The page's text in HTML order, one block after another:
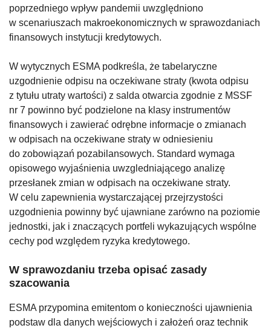
poprzedniego wpływ pandemii uwzględniono
w scenariuszach makroekonomicznych w sprawozdaniach
finansowych instytucji kredytowych.
W wytycznych ESMA podkreśla, że tabelaryczne
uzgodnienie odpisu na oczekiwane straty (kwota odpisu
z tytułu utraty wartości) z salda otwarcia zgodnie z MSSF
nr 7 powinno być podzielone na klasy instrumentów
finansowych i zawierać odrębne informacje o zmianach
w odpisach na oczekiwane straty w odniesieniu
do zobowiązań pozabilansowych. Standard wymaga
opisowego wyjaśnienia uwzgledniającego analizę
przesłanek zmian w odpisach na oczekiwane straty.
W celu zapewnienia wystarczającej przejrzystości
uzgodnienia powinny być ujawniane zarówno na poziomie
jednostki, jak i znaczących portfeli wykazujących wspólne
cechy pod względem ryzyka kredytowego.
W sprawozdaniu trzeba opisać zasady
szacowania
ESMA przypomina emitentom o konieczności ujawnienia
podstaw dla danych wejściowych i założeń oraz technik